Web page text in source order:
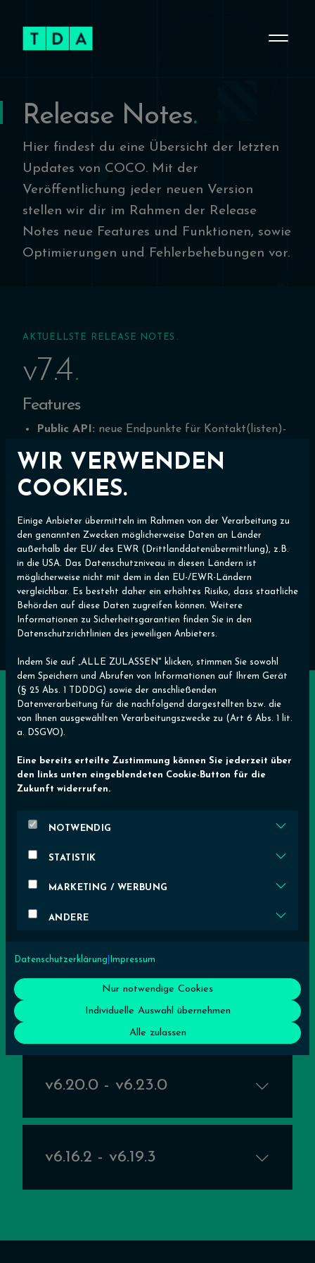
Release Notes
Hier findest du eine Übersicht der letzten
Updates von COCO. Mit der
Veröffentlichung jeder neuen Version
stellen wir dir im Rahmen der Release
Notes neue Features und Funktionen, sowie
Optimierungen und Fehlerbehebungen vor.
AKTUELLSTE RELEASE NOTES
v7.4
Features
Public API: neue Endpunkte für Kontakt(listen)-
Verwaltung
Anpassungen und Verbesserungen
Fix:korrekte Du/Sie-Ausgabeder automatischen
Antwort nach Bewerbungsübermittlung
Website-Generator:Benutzer können nun die
Bilder zentral verwalten und Seiten zuweisen
Elemente:Logik der Duplizierung angepasst
(Elemente werden nun direkt mit Titelanpassung
dupliziert)
Ältere Release Notes
v7.0.0
v6.20.0 - v6.23.0
v6.16.2 - v6.19.3
WIR VERWENDEN
COOKIES.
Einige Anbieter übermitteln im Rahmen von der Verarbeitung zu
den genannten Zwecken möglicherweise Daten an Länder
außerhalb der EU/ des EWR (Drittlanddatenübermittlung), z.B.
in die USA. Das Datenschutzniveau in diesen Ländern ist
möglicherweise nicht mit dem in den EU-/EWR-Ländern
vergleichbar. Es besteht daher ein erhöhtes Risiko, dass staatliche
Behörden auf diese Daten zugreifen können. Weitere
Informationen zu Sicherheitsgarantien finden Sie in den
Datenschutzrichtlinien des jeweiligen Anbieters.
Indem Sie auf „ALLE ZULASSEN" klicken, stimmen Sie sowohl
dem Speichern und Abrufen von Informationen auf Ihrem Gerät
(§ 25 Abs. 1 TDDDG) sowie der anschließenden
Datenverarbeitung für die nachfolgend dargestellten bzw. die
von Ihnen ausgewählten Verarbeitungszwecke zu (Art 6 Abs. 1 lit.
a. DSGVO).
Eine bereits erteilte Zustimmung können Sie jederzeit über
den links unten eingeblendeten Cookie-Button für die
Zukunft widerrufen.
NOTWENDIG
STATISTIK
MARKETING / WERBUNG
ANDERE
Datenschutzerklärung Impressum
Nur notwendige Cookies
Individuelle Auswahl übernehmen
Alle zulassen